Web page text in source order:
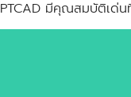
PTCAD มีคุณสมบัติเด่